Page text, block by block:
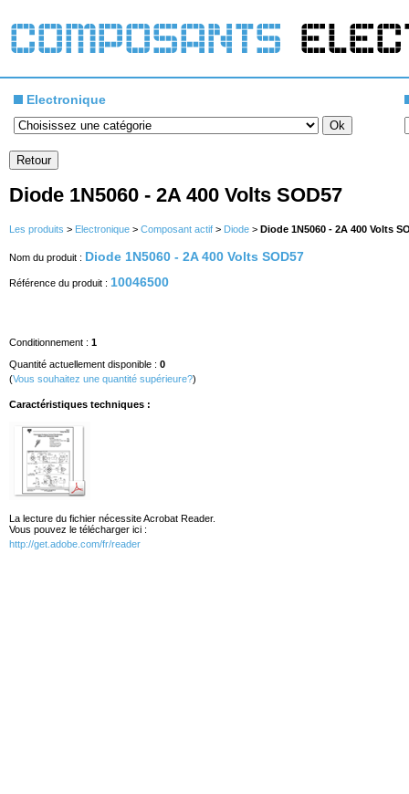
Electronique
Diode 1N5060 - 2A 400 Volts SOD57
Les produits > Electronique > Composant actif > Diode > Diode 1N5060 - 2A 400 Volts
Nom du produit : Diode 1N5060 - 2A 400 Volts SOD57
Référence du produit : 10046500
Conditionnement : 1
Quantité actuellement disponible : 0
(Vous souhaitez une quantité supérieure?)
Caractéristiques techniques :
La lecture du fichier nécessite Acrobat Reader.
Vous pouvez le télécharger ici :
http://get.adobe.com/fr/reader